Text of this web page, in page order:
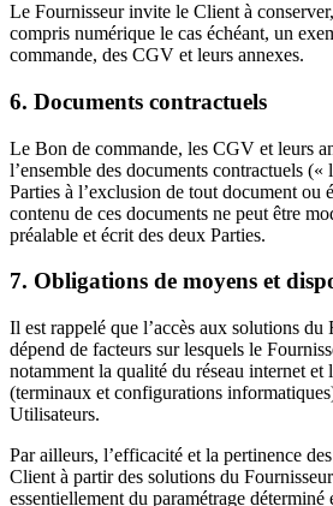
Le Fournisseur invite le Client à
compris numérique le cas échéant, un
commande, des CGV et leurs annexes.
6. Documents contractuels
Le Bon de commande, les CGV et leurs
l’ensemble des documents contractuels
Parties à l’exclusion de tout document ou
contenu de ces documents ne peut être
préalable et écrit des deux Parties.
7. Obligations de moyens et
Il est rappelé que l’accès aux solutions
dépend de facteurs sur lesquels le
notamment la qualité du réseau internet et
(terminaux et configurations
Utilisateurs.
Par ailleurs, l’efficacité et la pertinence
Client à partir des solutions du
essentiellement du paramétrage